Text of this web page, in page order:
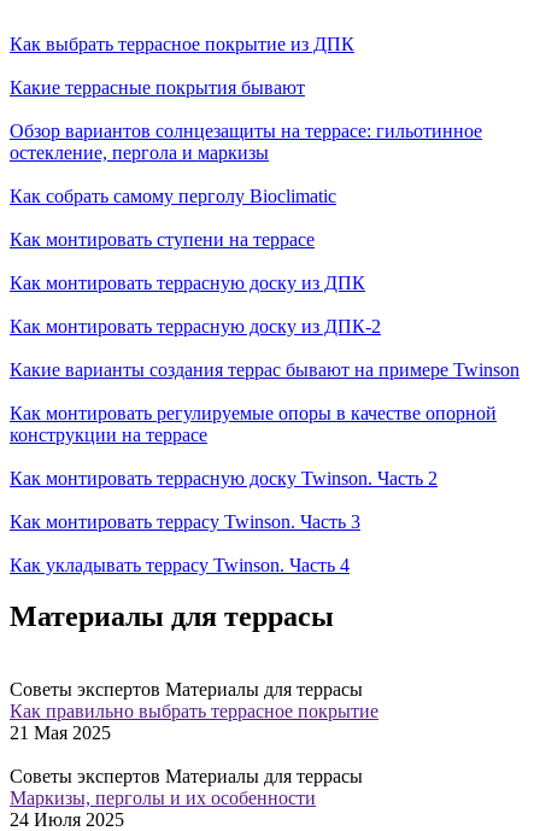
Как выбрать террасное покрытие из ДПК
Какие террасные покрытия бывают
Обзор вариантов солнцезащиты на террасе: гильотинное
остекление, пергола и маркизы
Как собрать самому перголу Bioclimatiс
Как монтировать ступени на террасе
Как монтировать террасную доску из ДПК
Как монтировать террасную доску из ДПК-2
Какие варианты создания террас бывают на примере Twinson
Как монтировать регулируемые опоры в качестве опорной
конструкции на террасе
Как монтировать террасную доску Twinson. Часть 2
Как монтировать террасу Twinson. Часть 3
Как укладывать террасу Twinson. Часть 4
Материалы для террасы
Советы экспертов Материалы для террасы
Как правильно выбрать террасное покрытие
21 Мая 2025
Советы экспертов Материалы для террасы
Маркизы, перголы и их особенности
24 Июля 2025